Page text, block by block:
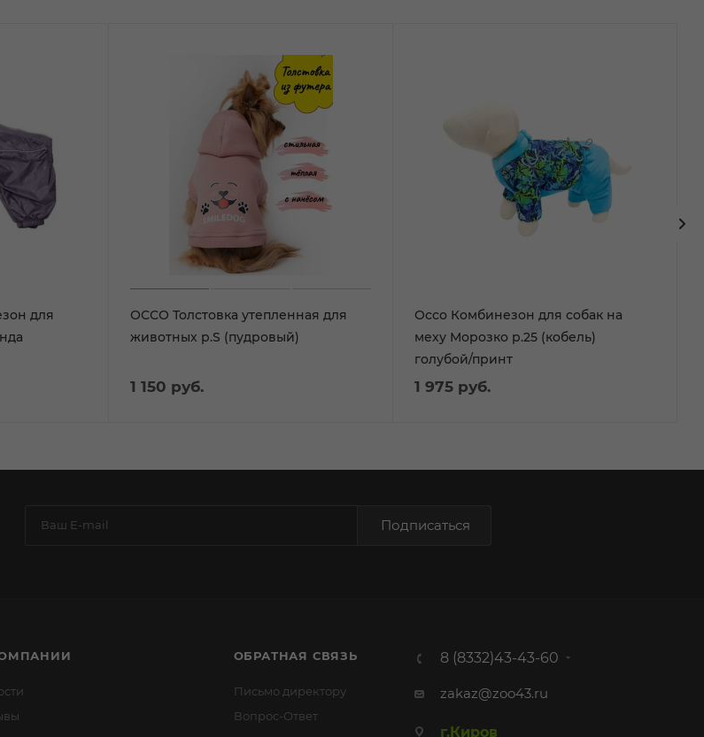
для
ОССО Толстовка утепленная для
животных р.S (пудровый)
1 150 руб.
Оссо Комбинезон для собак на
меху Морозко р.25 (кобель)
голубой/принт
1 975 руб.
Подписаться
ОБРАТНАЯ СВЯЗЬ
Письмо директору
Вопрос-Ответ
8 (8332)43-43-60
zakaz@zoo43.ru
г.Киров